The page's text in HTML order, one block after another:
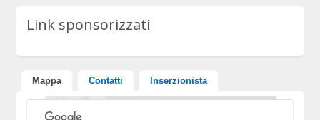
Link sponsorizzati
Mappa Contatti Inserzionista